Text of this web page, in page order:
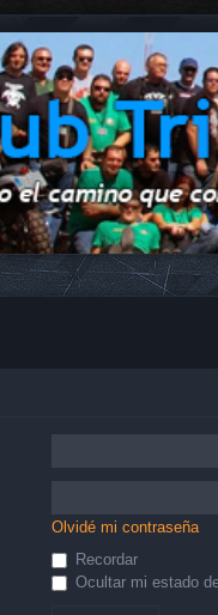
Olvidé mi contraseña
Recordar
Ocultar mi estado